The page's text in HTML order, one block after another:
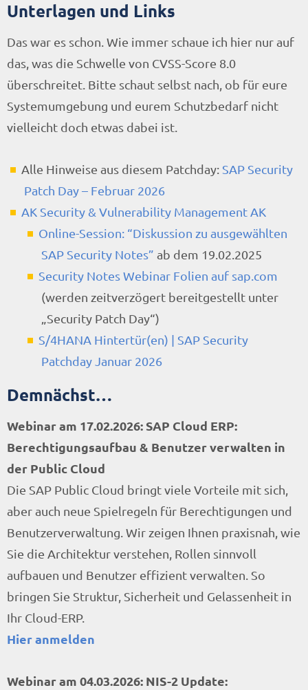
Unterlagen und Links
Das war es schon. Wie immer schaue ich hier nur auf
das, was die Schwelle von CVSS-Score 8.0
überschreitet. Bitte schaut selbst nach, ob für eure
Systemumgebung und eurem Schutzbedarf nicht
vielleicht doch etwas dabei ist.
Alle Hinweise aus diesem Patchday: SAP Security
Patch Day – Februar 2026
AK Security & Vulnerability Management AK
Online-Session: “Diskussion zu ausgewählten
SAP Security Notes” ab dem 19.02.2025
Security Notes Webinar Folien auf sap.com
(werden zeitverzögert bereitgestellt unter
„Security Patch Day“)
S/4HANA Hintertür(en) | SAP Security
Patchday Januar 2026
Demnächst…
Webinar am 17.02.2026: SAP Cloud ERP:
Berechtigungsaufbau & Benutzer verwalten in
der Public Cloud
Die SAP Public Cloud bringt viele Vorteile mit sich,
aber auch neue Spielregeln für Berechtigungen und
Benutzerverwaltung. Wir zeigen Ihnen praxisnah, wie
Sie die Architektur verstehen, Rollen sinnvoll
aufbauen und Benutzer effizient verwalten. So
bringen Sie Struktur, Sicherheit und Gelassenheit in
Ihr Cloud-ERP.
Hier anmelden
Webinar am 04.03.2026: NIS-2 Update: